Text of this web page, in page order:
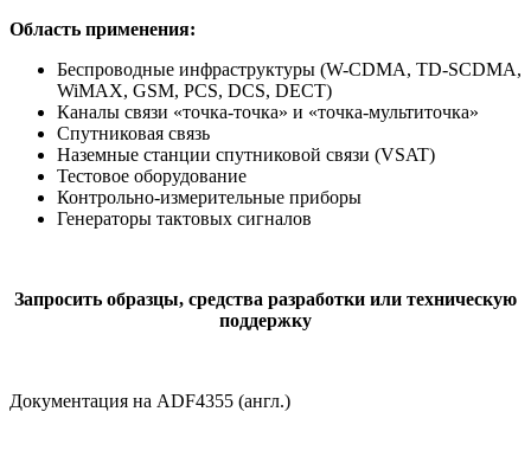
Область применения:
Беспроводные инфраструктуры (W-CDMA, TD-SCDMA,
WiMAX, GSM, PCS, DCS, DECT)
Каналы связи «точка-точка» и «точка-мультиточка»
Спутниковая связь
Наземные станции спутниковой связи (VSAT)
Тестовое оборудование
Контрольно-измерительные приборы
Генераторы тактовых сигналов
Запросить образцы, средства разработки или техническую
поддержку
Документация на ADF4355 (англ.)